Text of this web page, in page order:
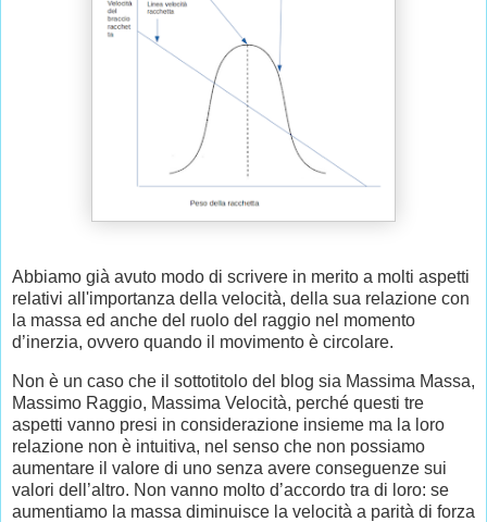
Abbiamo già avuto modo di scrivere in merito a molti aspetti
relativi all'importanza della velocità, della sua relazione con
la massa ed anche del ruolo del raggio nel momento
d’inerzia, ovvero quando il movimento è circolare.
Non è un caso che il sottotitolo del blog sia Massima Massa,
Massimo Raggio, Massima Velocità, perché questi tre
aspetti vanno presi in considerazione insieme ma la loro
relazione non è intuitiva, nel senso che non possiamo
aumentare il valore di uno senza avere conseguenze sui
valori dell’altro. Non vanno molto d’accordo tra di loro: se
aumentiamo la massa diminuisce la velocità a parità di forza